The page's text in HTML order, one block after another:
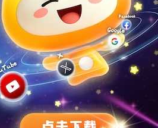
支持[0] 反对[0]
旋风加速器
软件中心 雷霆加速
狂飙加速器